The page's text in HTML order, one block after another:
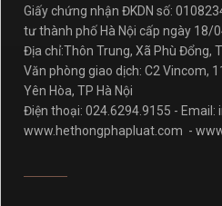
Giấy chứng nhận ĐKDN số:
tư thành phố Hà Nội cấp ngày 18/
Địa chỉ:Thôn Trung, Xã Phù Đổng,
Văn phòng giao dịch: C2 Vincom,
Yên Hòa, TP Hà Nội
Điện thoại: 024.6294.9155 - Email:
www.hethongphapluat.com -